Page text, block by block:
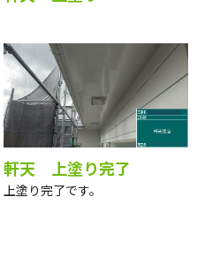
軒天 上塗り完了
上塗り完了です。